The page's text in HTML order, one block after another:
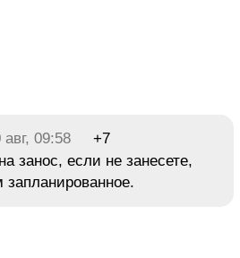
авг, 09:58
+7
занос, если не занесете,